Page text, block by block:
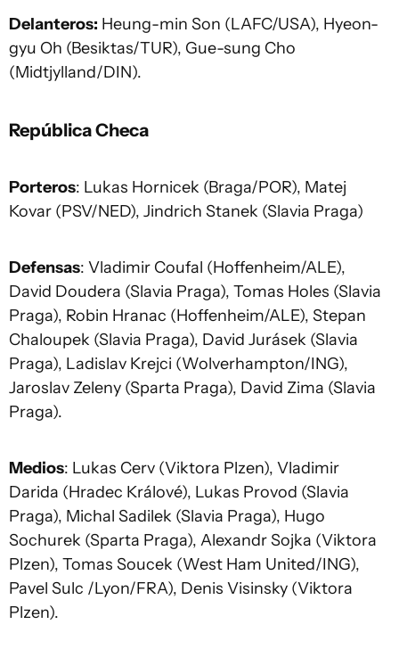
Delanteros: Heung-min Son (LAFC/USA), Hyeon-
gyu Oh (Besiktas/TUR), Gue-sung Cho
(Midtjylland/DIN).
República Checa
Porteros: Lukas Hornicek (Braga/POR), Matej
Kovar (PSV/NED), Jindrich Stanek (Slavia Praga)
Defensas: Vladimir Coufal (Hoffenheim/ALE),
David Doudera (Slavia Praga), Tomas Holes (Slavia
Praga), Robin Hranac (Hoffenheim/ALE), Stepan
Chaloupek (Slavia Praga), David Jurásek (Slavia
Praga), Ladislav Krejci (Wolverhampton/ING),
Jaroslav Zeleny (Sparta Praga), David Zima (Slavia
Praga).
Medios: Lukas Cerv (Viktora Plzen), Vladimir
Darida (Hradec Králové), Lukas Provod (Slavia
Praga), Michal Sadilek (Slavia Praga), Hugo
Sochurek (Sparta Praga), Alexandr Sojka (Viktora
Plzen), Tomas Soucek (West Ham United/ING),
Pavel Sulc /Lyon/FRA), Denis Visinsky (Viktora
Plzen).